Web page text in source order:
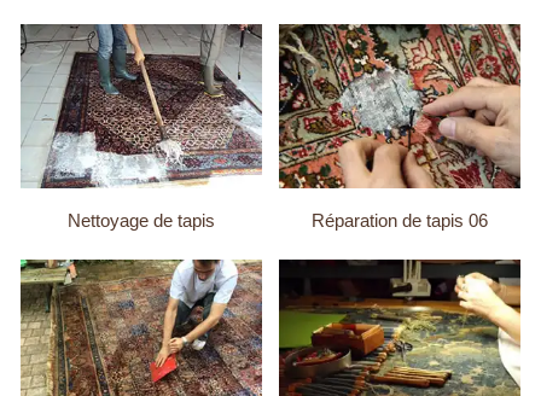
Nettoyage de tapis Réparation de tapis 06